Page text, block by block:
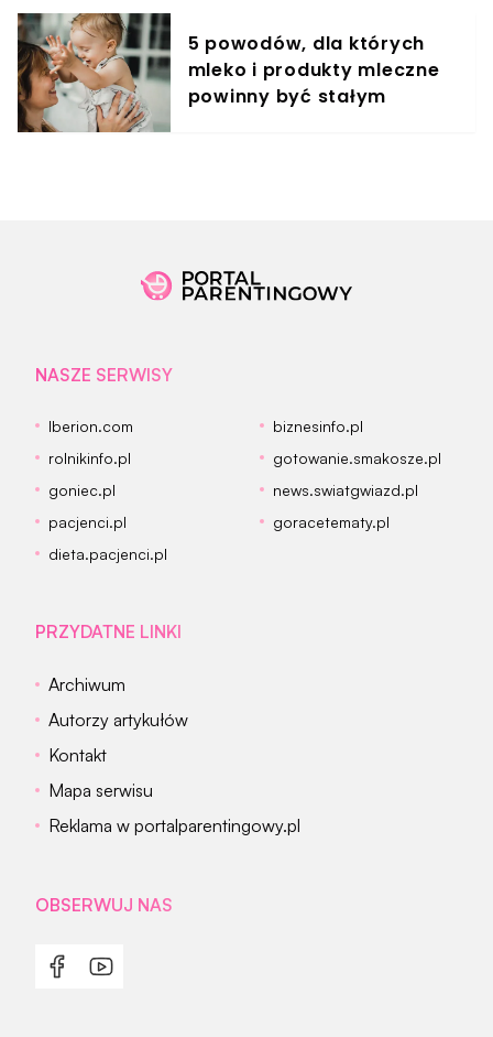
5 powodów, dla których
mleko i produkty mleczne
powinny być stałym
NASZE SERWISY
Iberion.com
biznesinfo.pl
rolnikinfo.pl
gotowanie.smakosze.pl
goniec.pl
news.swiatgwiazd.pl
pacjenci.pl
goracetematy.pl
dieta.pacjenci.pl
PRZYDATNE LINKI
Archiwum
Autorzy artykułów
Kontakt
Mapa serwisu
Reklama w portalparentingowy.pl
OBSERWUJ NAS